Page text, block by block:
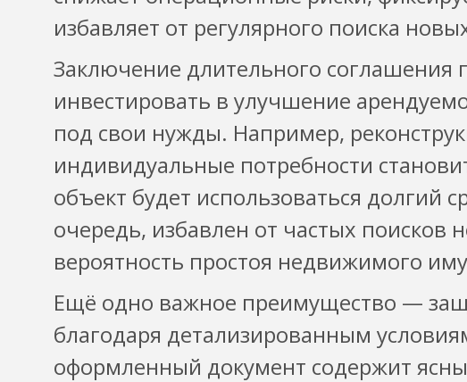
избавляет от регулярного поиска
Заключение длительного соглашения
инвестировать в улучшение
под свои нужды. Например,
индивидуальные потребности
объект будет использоваться долгий
очередь, избавлен от частых поисков
вероятность простоя недвижимого
Ещё одно важное преимущество —
благодаря детализированным
оформленный документ содержит